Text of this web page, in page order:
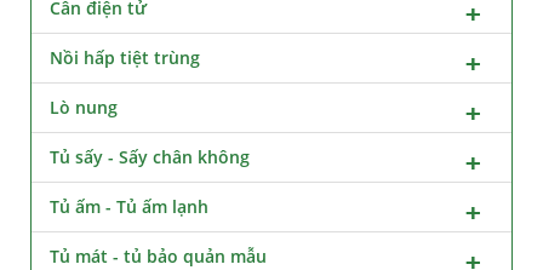
Cân điện tử
Nồi hấp tiệt trùng
Lò nung
Tủ sấy - Sấy chân không
Tủ ấm - Tủ ấm lạnh
Tủ mát - tủ bảo quản mẫu